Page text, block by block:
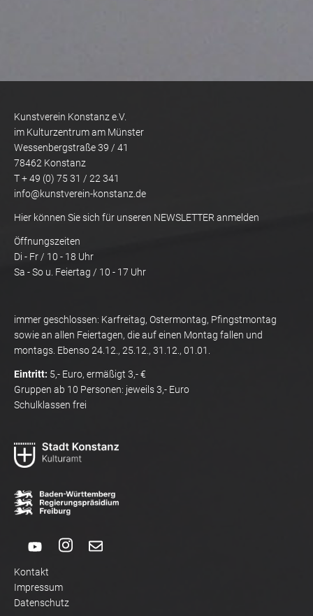
Kunstverein Konstanz e.V.
im Kulturzentrum am Münster
Wessenbergstraße 39 / 41
78462 Konstanz
T + 49 (0) 75 31 / 22 341
info@kunstverein-konstanz.de
Hier können Sie sich für unseren NEWSLETTER anmelden
Öffnungszeiten
Di - Fr / 10 - 18 Uhr
Sa - So u. Feiertag / 10 - 17 Uhr
immer geschlossen: Karfreitag, Ostermontag, Pfingstmontag
sowie an allen Feiertagen, die auf einen Montag fallen und
montags. Ebenso 24.12., 25.12., 31.12., 01.01.
Eintritt: 5,- Euro, ermäßigt 3,- €
Gruppen ab 10 Personen: jeweils 3,- Euro
Schulklassen frei
Kontakt
Impressum
Datenschutz